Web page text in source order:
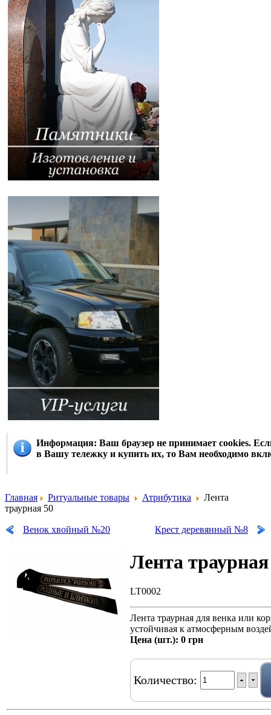
Информация: Ваш браузер не принимает cookies.
в Вашу тележку и купить их, то Вам необходимо
Главная Ритуальные товары Атрибутика
Лента
траурная 50
Венок хвойный №20 Крест деревянный №8
Лента
LT0002
Лента траурная для венка или
устойчивая к атмосферным
Цена (шт.): 0 грн
Количество: